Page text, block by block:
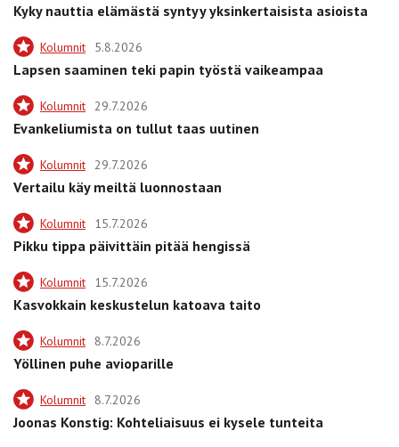
Kyky nauttia elämästä syntyy yksinkertaisista asioista
Kolumnit 5.8.2026
Lapsen saaminen teki papin työstä vaikeampaa
Kolumnit 29.7.2026
Evankeliumista on tullut taas uutinen
Kolumnit 29.7.2026
Vertailu käy meiltä luonnostaan
Kolumnit 15.7.2026
Pikku tippa päivittäin pitää hengissä
Kolumnit 15.7.2026
Kasvokkain keskustelun katoava taito
Kolumnit 8.7.2026
Yöllinen puhe avioparille
Kolumnit 8.7.2026
Joonas Konstig: Kohteliaisuus ei kysele tunteita